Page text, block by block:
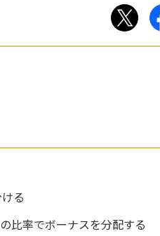
る
比率でボーナスを分配する